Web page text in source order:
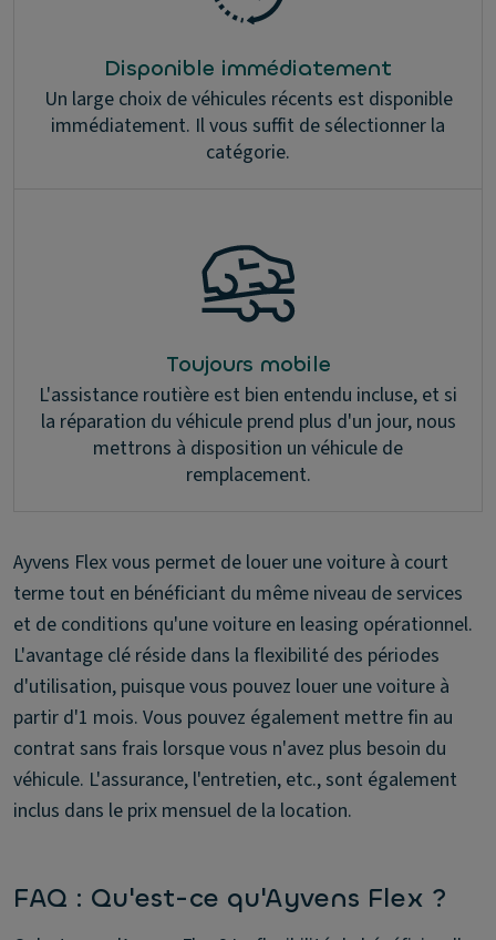
Disponible immédiatement
Un large choix de véhicules récents est disponible
immédiatement. Il vous suffit de sélectionner la
catégorie.
Toujours mobile
L'assistance routière est bien entendu incluse, et si
la réparation du véhicule prend plus d'un jour, nous
mettrons à disposition un véhicule de
remplacement.
Ayvens Flex vous permet de louer une voiture à court
terme tout en bénéficiant du même niveau de services
et de conditions qu'une voiture en leasing opérationnel.
L'avantage clé réside dans la flexibilité des périodes
d'utilisation, puisque vous pouvez louer une voiture à
partir d'1 mois. Vous pouvez également mettre fin au
contrat sans frais lorsque vous n'avez plus besoin du
véhicule. L'assurance, l'entretien, etc., sont également
inclus dans le prix mensuel de la location.
FAQ : Qu'est-ce qu'Ayvens Flex ?